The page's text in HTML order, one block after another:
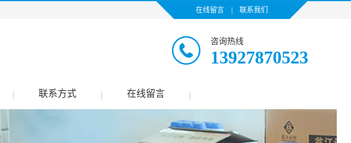
在线留言 联系我们
咨询热线
13927870523
联系方式 在线留言